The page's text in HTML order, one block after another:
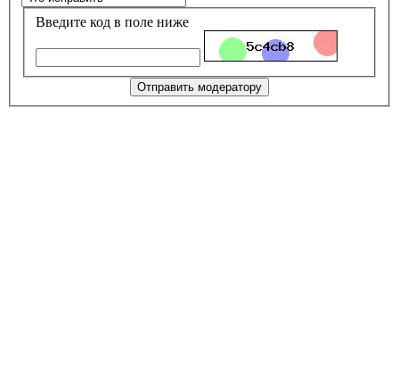
Введите код в поле ниже
Отправить модератору